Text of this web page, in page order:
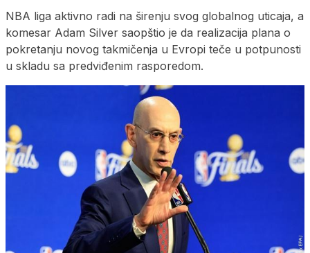
NBA liga aktivno radi na širenju svog globalnog uticaja, a
komesar Adam Silver saopštio je da realizacija plana o
pokretanju novog takmičenja u Evropi teče u potpunosti
u skladu sa predviđenim rasporedom.